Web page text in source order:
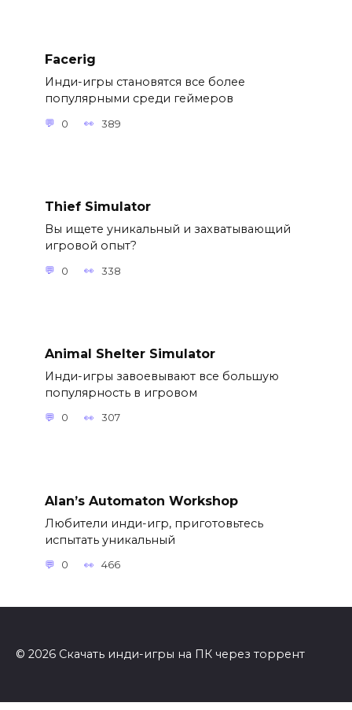
Facerig
Инди-игры становятся все более
популярными среди геймеров
0 389
Thief Simulator
Вы ищете уникальный и захватывающий
игровой опыт?
0 338
Animal Shelter Simulator
Инди-игры завоевывают все большую
популярность в игровом
0 307
Alan’s Automaton Workshop
Любители инди-игр, приготовьтесь
испытать уникальный
0 466
© 2026 Скачать инди-игры на ПК через торрент